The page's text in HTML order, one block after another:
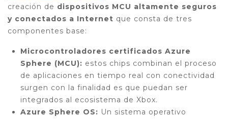
creación de dispositivos MCU altamente seguros
y conectados a Internet que consta de tres
componentes base:
Microcontroladores certificados Azure
Sphere (MCU): estos chips combinan el proceso
de aplicaciones en tiempo real con conectividad
surgen con la finalidad es que puedan ser
integrados al ecosistema de Xbox.
Azure Sphere OS: Un sistema operativo